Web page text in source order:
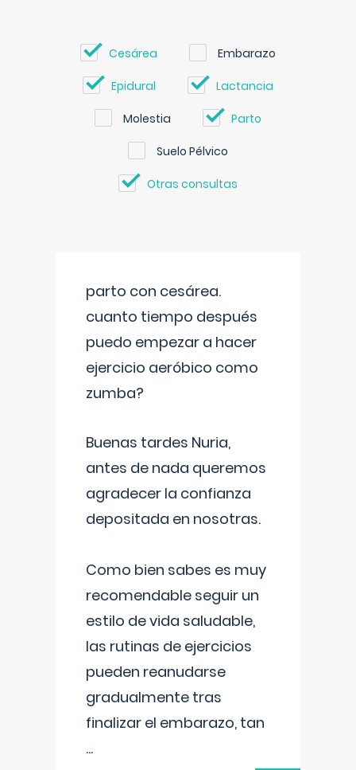
Cesárea Embarazo
Epidural Lactancia
Molestia Parto
Suelo Pélvico
Otras consultas
parto con cesárea.
cuanto tiempo después
puedo empezar a hacer
ejercicio aeróbico como
zumba?
Buenas tardes Nuria,
antes de nada queremos
agradecer la confianza
depositada en nosotras.
Como bien sabes es muy
recomendable seguir un
estilo de vida saludable,
las rutinas de ejercicios
pueden reanudarse
gradualmente tras
finalizar el embarazo, tan
...